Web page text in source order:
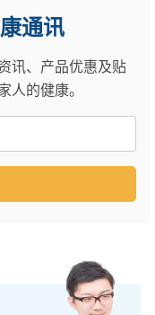
通讯
讯、产品优惠及贴
人的健康。